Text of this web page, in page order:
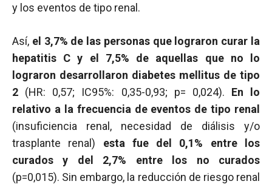
y los eventos de tipo renal.
Así, el 3,7% de las personas que lograron curar la
hepatitis C y el 7,5% de aquellas que no lo
lograron desarrollaron diabetes mellitus de tipo
2 (HR: 0,57; IC95%: 0,35-0,93; p= 0,024). En lo
relativo a la frecuencia de eventos de tipo renal
(insuficiencia renal, necesidad de diálisis y/o
trasplante renal) esta fue del 0,1% entre los
curados y del 2,7% entre los no curados
(p=0,015). Sin embargo, la reducción de riesgo renal